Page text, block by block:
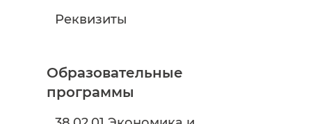
Реквизиты
Образовательные
программы